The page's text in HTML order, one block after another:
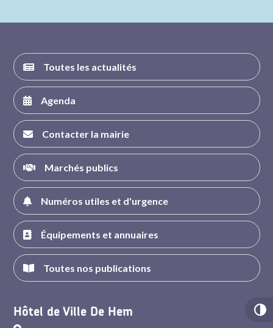
Toutes les actualités
Agenda
Contacter la mairie
Marchés publics
Numéros utiles et d'urgence
Équipements et annuaires
Toutes nos publications
Hôtel de Ville De Hem